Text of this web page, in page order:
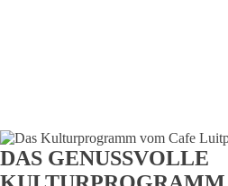
DAS GENUSSVOLLE